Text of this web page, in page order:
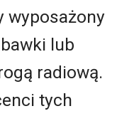
wyposażony
lub
radiową.
tych